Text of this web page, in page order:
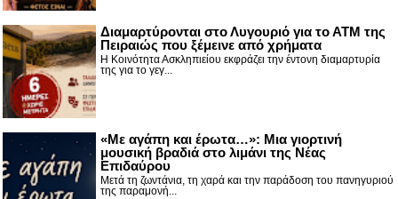
Διαμαρτύρονται στο Λυγουριό για το ΑΤΜ της
Πειραιώς που ξέμεινε από χρήματα
Η Κοινότητα Ασκληπιείου εκφράζει την έντονη διαμαρτυρία
της για το γεγ...
«Με αγάπη και έρωτα…»: Μια γιορτινή
μουσική βραδιά στο λιμάνι της Νέας
Επιδαύρου
Μετά τη ζωντάνια, τη χαρά και την παράδοση του πανηγυριού
της παραμονή...